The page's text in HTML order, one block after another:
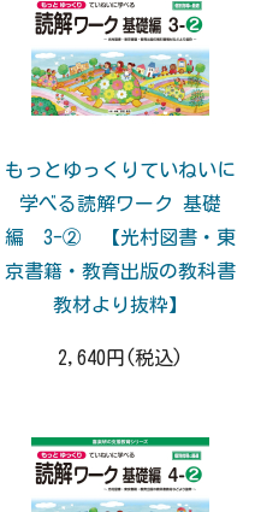
もっとゆっくりていねいに
学べる読解ワーク 基礎
編 3-② 【光村図書・東
京書籍・教育出版の教科書
教材より抜粋】
2,640円(税込)